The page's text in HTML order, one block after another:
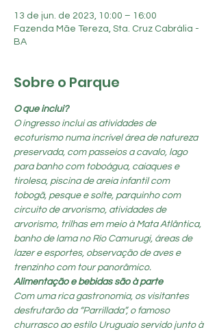
13 de jun. de 2023, 10:00 – 16:00
Fazenda Mãe Tereza, Sta. Cruz Cabrália -
BA
Sobre o Parque
O que inclui?
O ingresso inclui as atividades de
ecoturismo numa incrível área de natureza
preservada, com passeios a cavalo, lago
para banho com toboágua, caiaques e
tirolesa, piscina de areia infantil com
tobogã, pesque e solte, parquinho com
circuito de arvorismo, atividades de
arvorismo, trilhas em meio à Mata Atlântica,
banho de lama no Rio Camurugi, áreas de
lazer e esportes, observação de aves e
trenzinho com tour panorâmico.
Alimentação e bebidas são à parte
Com uma rica gastronomia, os visitantes
desfrutarão da “Parrillada”, o famoso
churrasco ao estilo Uruguaio servido junto à